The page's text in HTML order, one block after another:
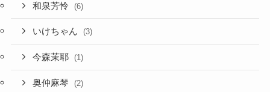
和泉芳怜 (6)
いけちゃん (3)
今森茉耶 (1)
奥仲麻琴 (2)